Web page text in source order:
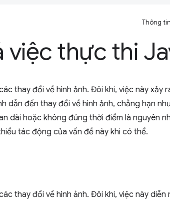
Thông
việc thực thi
thay đổi về hình ảnh. Đôi khi, việc này
dẫn đến thay đổi về hình ảnh, chẳng hạn
dài hoặc không đúng thời điểm là nguyên
tác động của vấn đề này khi có thể.
thay đổi về hình ảnh. Đôi khi, việc này